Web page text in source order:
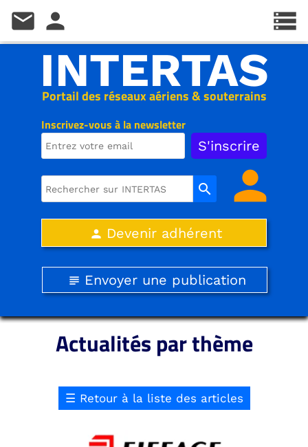
Inscrivez-vous à la newsletter
Portail des réseaux aériens & souterrains
INTERTAS
search person
person Devenir adhérent
subject Envoyer une publication
Actualités par thème
☰ Retour à la liste des articles
storage
mail person